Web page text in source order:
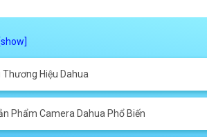
Thương Hiệu Dahua
Phẩm Camera Dahua Phổ Biến